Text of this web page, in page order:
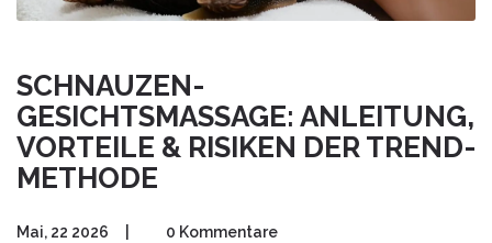
SCHNAUZEN-
GESICHTSMASSAGE: ANLEITUNG,
VORTEILE & RISIKEN DER TREND-
METHODE
Mai, 22 2026 0 Kommentare